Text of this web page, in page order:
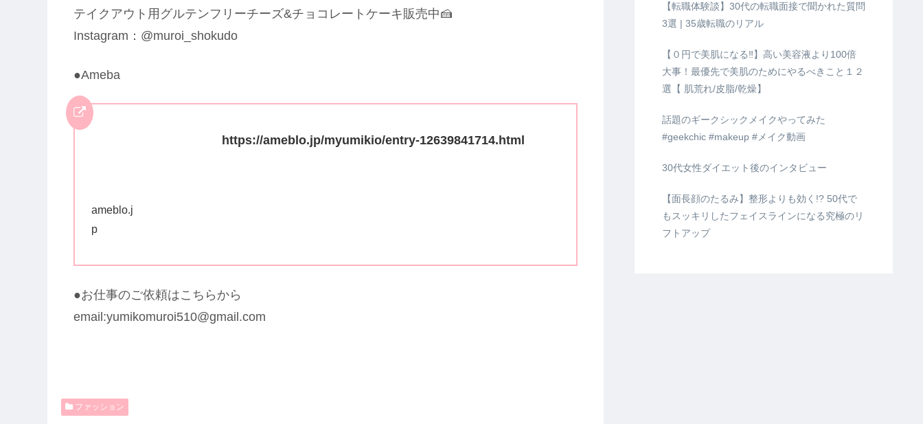
テイクアウト用グルテンフリーチーズ&チョコレートケーキ販売中🍰
Instagram：@muroi_shokudo
●Ameba
https://ameblo.jp/myumikio/entry-12639841714.html
ameblo.j
p
●お仕事のご依頼はこちらから
email:yumikomuroi510@gmail.com
ファッション
【転職体験談】30代の転職面接で聞かれた質問
3選 | 35歳転職のリアル
【０円で美肌になる‼️】高い美容液より100倍
大事！最優先で美肌のためにやるべきこと１２
選【 肌荒れ/皮脂/乾燥】
話題のギークシックメイクやってみた
#geekchic #makeup #メイク動画
30代女性ダイエット後のインタビュー
【面長顔のたるみ】整形よりも効く!? 50代で
もスッキリしたフェイスラインになる究極のリ
フトアップ